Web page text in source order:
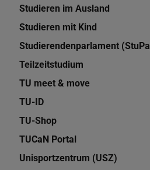
Studieren im Ausland
Studieren mit Kind
Studierendenparlament
Teilzeitstudium
TU meet & move
TU-ID
TU-Shop
TUCaN Portal
Unisportzentrum (USZ)